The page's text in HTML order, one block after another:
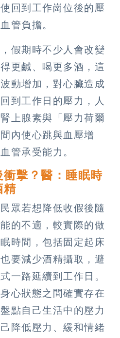
回到工作崗位後的壓
管負擔。
假期時不少人會改變
更鹹、喝更多酒，這
動增加，對心臟造成
到工作日的壓力，人
上腺素與「壓力荷爾
內使心跳與血壓增
管承受能力。
擊？醫：睡眠時
精
眾若想降低收假後隨
的不適，較實際的做
時間，包括固定起床
要減少酒精攝取，避
一路延續到工作日。
心狀態之間確實存在
點自己生活中的壓力
降低壓力、緩和情緒